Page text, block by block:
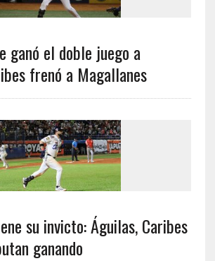
ganó el doble juego a
frenó a Magallanes
su invicto: Águilas, Caribes
ganando